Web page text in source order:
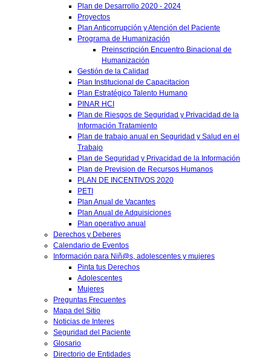
Plan de Desarrollo 2020 - 2024
Proyectos
Plan Anticorrupción y Atención del Paciente
Programa de Humanización
Preinscripción Encuentro Binacional de
Humanización
Gestión de la Calidad
Plan Institucional de Capacitacion
Plan Estratégico Talento Humano
PINAR HCI
Plan de Riesgos de Seguridad y Privacidad de la
Información Tratamiento
Plan de trabajo anual en Seguridad y Salud en el
Trabajo
Plan de Seguridad y Privacidad de la Información
Plan de Prevision de Recursos Humanos
PLAN DE INCENTIVOS 2020
PETI
Plan Anual de Vacantes
Plan Anual de Adquisiciones
Plan operativo anual
Derechos y Deberes
Calendario de Eventos
Información para Niñ@s, adolescentes y mujeres
Pinta tus Derechos
Adolescentes
Mujeres
Preguntas Frecuentes
Mapa del Sitio
Noticias de Interes
Seguridad del Paciente
Glosario
Directorio de Entidades